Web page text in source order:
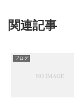
関連記事
ブログ